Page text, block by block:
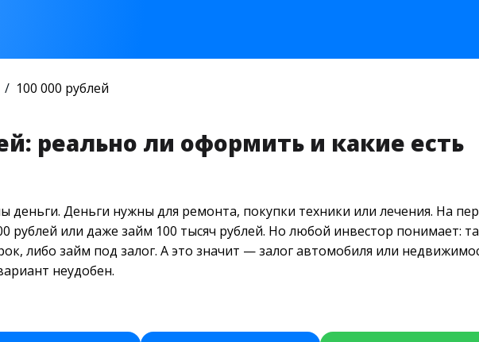
100 000 рублей
реально ли оформить и какие есть
деньги. Деньги нужны для ремонта, покупки техники или лечения. На
рублей или даже займ 100 тысяч рублей. Но любой инвестор понимает:
либо займ под залог. А это значит — залог автомобиля или
неудобен.